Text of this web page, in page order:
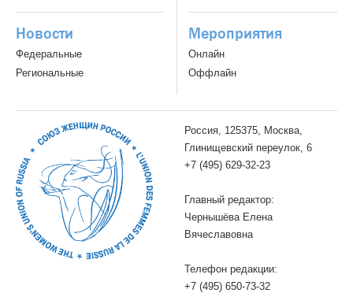
Новости
Федеральные
Региональные
Мероприятия
Онлайн
Оффлайн
Россия, 125375, Москва,
Глинищевский переулок, 6
+7 (495) 629-32-23
Главный редактор:
Чернышёва Елена
Вячеславовна
Телефон редакции:
+7 (495) 650-73-32